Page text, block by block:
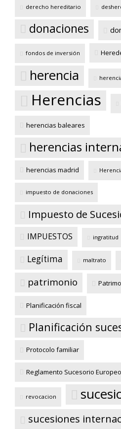
derecho hereditario
donaciones
fondos de inversión
herencia
Herencias
herencias baleares
herencias
herencias madrid
impuesto de donaciones
Impuesto de
IMPUESTOS ingratitud
Legítima maltrato
patrimonio
Planificación fiscal
Planificación
Protocolo familiar
Reglamento Sucesorio
revocacion
sucesiones